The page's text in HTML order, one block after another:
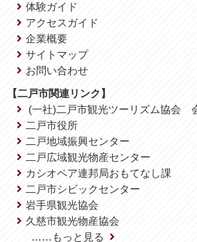
体験ガイド
アクセスガイド
企業概要
サイトマップ
お問い合わせ
【二戸市関連リンク】
(一社)二戸市観光ツーリズム協会
二戸市役所
二戸地域振興センター
二戸広域観光物産センター
カシオペア連邦局おもてなし課
二戸市シビックセンター
岩手県観光協会
久慈市観光物産協会
……もっと見る